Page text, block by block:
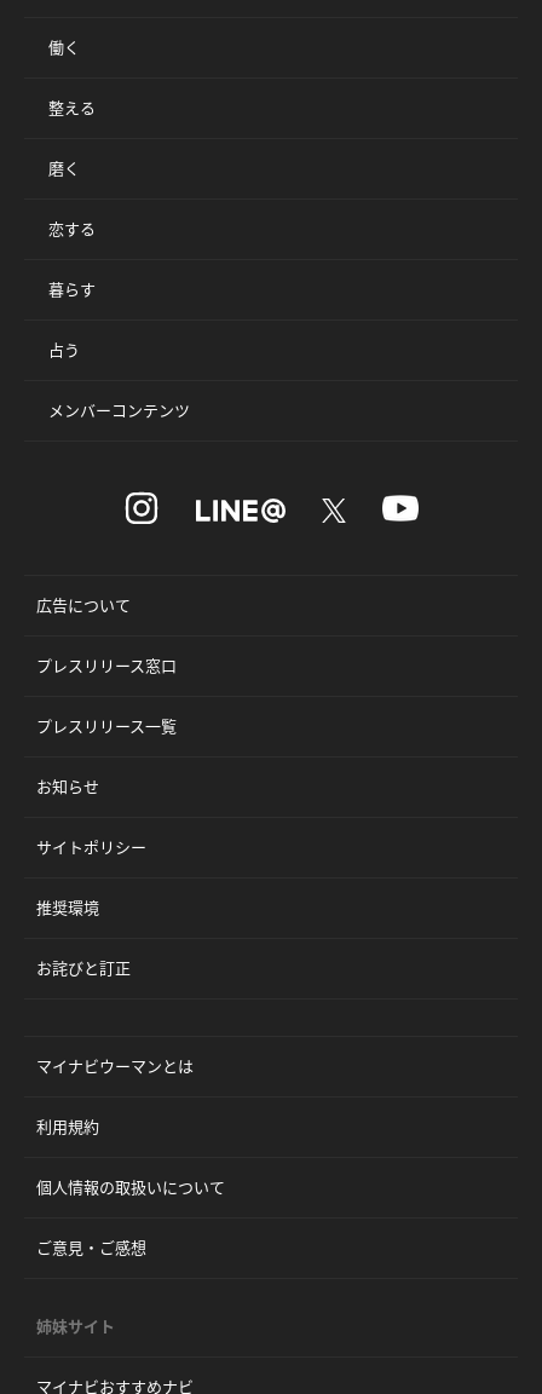
働く
整える
磨く
恋する
暮らす
占う
メンバーコンテンツ
広告について
プレスリリース窓口
プレスリリース一覧
お知らせ
サイトポリシー
推奨環境
お詫びと訂正
マイナビウーマンとは
利用規約
個人情報の取扱いについて
ご意見・ご感想
姉妹サイト
マイナビおすすめナビ